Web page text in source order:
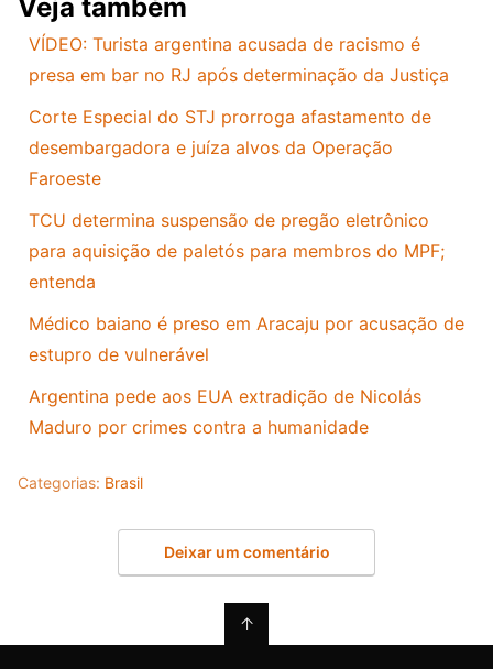
Veja também
VÍDEO: Turista argentina acusada de racismo é
presa em bar no RJ após determinação da Justiça
Corte Especial do STJ prorroga afastamento de
desembargadora e juíza alvos da Operação
Faroeste
TCU determina suspensão de pregão eletrônico
para aquisição de paletós para membros do MPF;
entenda
Médico baiano é preso em Aracaju por acusação de
estupro de vulnerável
Argentina pede aos EUA extradição de Nicolás
Maduro por crimes contra a humanidade
Categorias: Brasil
Deixar um comentário
↑